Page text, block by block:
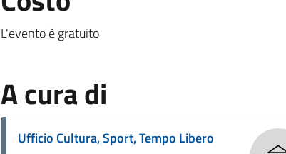
L'evento è gratuito
A cura di
Ufficio Cultura, Sport, Tempo Libero